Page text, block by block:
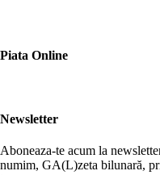
Piata Online
Newsletter
Aboneaza-te acum la
numim, GA(L)zeta bilunară,